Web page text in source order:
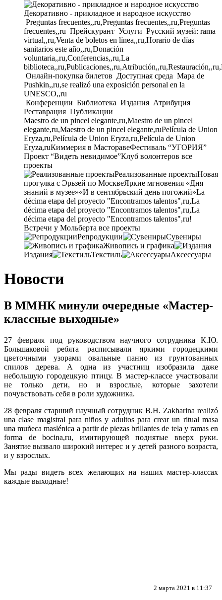
Декоративно - прикладное и народное искусство
Preguntas frecuentes,,ru,Preguntas frecuentes,,ru,Preguntas
frecuentes,,ru Прейскурант Услуги Русский музей: rama
virtual,,ru,Venta de boletos en línea,,ru,Horario de días
sanitarios este año,,ru,Donación
voluntaria,,ru,Conferencias,,ru,La
Онлайн-покупка билетов Доступная среда Mapa de
Pushkin,,ru,se realizó una exposición personal en la
UNESCO,,ru
Конференции Библиотека Издания Атрибуция
Реставрация Публикации
Maestro de un pincel elegante,ru,Maestro de un pincel
elegante,ru,Maestro de un pincel elegante,ruPelícula de Union
Eryza,ru,Película de Union Eryza,ru,Película de Union
Eryza,ruКиммерия в МасторавеФестиваль “УГОРИЯ”
Проект “Видеть невидимое”Клуб волонтеров все
проекты
Реализованные проектыНовая
прогулка с Эрьзей по МосквеЯркие мгновения «Дня
знаний в музее»«И в сентябрьский день погожий»La
décima etapa del proyecto "Encontramos talentos",ru,La
décima etapa del proyecto "Encontramos talentos",ru,La
décima etapa del proyecto "Encontramos talentos",ru!
Встречи у Мольберта все проекты
Репродукции
Сувениры
Живопись и графика
Издания
Текстиль Аксессуары
Новости
В ММНК минули очередные «Мастер-
классные выходные»
27 февраля под руководством научного сотрудника К.Ю.
Большаковой ребята расписывали яркими городецкими
цветочными узорами овальные панно из грунтованных
спилов дерева. А одна из участниц изобразила даже
небольшую городецкую птицу. В мастер-классе участвовали
не только дети, но и взрослые, которые захотели
почувствовать себя в роли художника.
28 февраля старший научный сотрудник В.Н. Zakharina realizó
una clase magistral para niños y adultos para crear un ritual masa
una muñeca maslénica a partir de piezas brillantes de tela y ramas en
forma de bocina,ru, имитирующей поднятые вверх руки.
Занятие вызвало широкий интерес и у детей разного возраста,
и у взрослых.
Мы рады видеть всех желающих на наших мастер-классах
каждые выходные!
2 марта 2021 в 11:37